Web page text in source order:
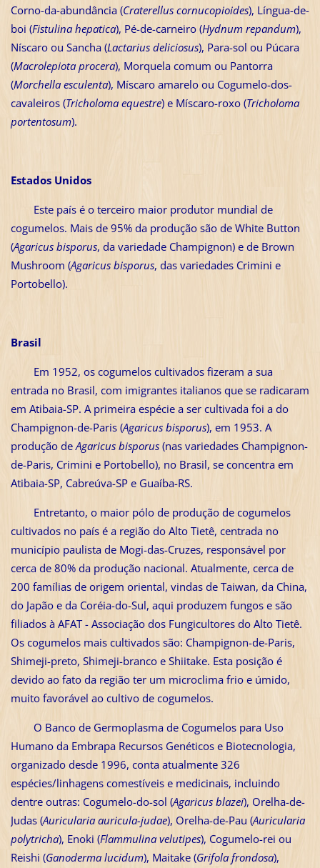
Corno-da-abundância (Craterellus cornucopioides), Língua-de-
boi (Fistulina hepatica), Pé-de-carneiro (Hydnum repandum),
Níscaro ou Sancha (Lactarius deliciosus), Para-sol ou Púcara
(Macrolepiota procera), Morquela comum ou Pantorra
(Morchella esculenta), Míscaro amarelo ou Cogumelo-dos-
cavaleiros (Tricholoma equestre) e Míscaro-roxo (Tricholoma
portentosum).
Estados Unidos
Este país é o terceiro maior produtor mundial de
cogumelos. Mais de 95% da produção são de White Button
(Agaricus bisporus, da variedade Champignon) e de Brown
Mushroom (Agaricus bisporus, das variedades Crimini e
Portobello).
Brasil
Em 1952, os cogumelos cultivados fizeram a sua
entrada no Brasil, com imigrantes italianos que se radicaram
em Atibaia-SP. A primeira espécie a ser cultivada foi a do
Champignon-de-Paris (Agaricus bisporus), em 1953. A
produção deAgaricus bisporus(nas variedades Champignon-
de-Paris, Crimini e Portobello), no Brasil, se concentra em
Atibaia-SP, Cabreúva-SP e Guaíba-RS.
Entretanto, o maior pólo de produção de cogumelos
cultivados no país é a região do Alto Tietê, centrada no
município paulista de Mogi-das-Cruzes, responsável por
cerca de 80% da produção nacional. Atualmente, cerca de
200 famílias de origem oriental, vindas de Taiwan, da China,
do Japão e da Coréia-do-Sul, aqui produzem fungos e são
filiados à AFAT - Associação dos Fungicultores do Alto Tietê.
Os cogumelos mais cultivados são: Champignon-de-Paris,
Shimeji-preto, Shimeji-branco e Shiitake. Esta posição é
devido ao fato da região ter um microclima frio e úmido,
muito favorável ao cultivo de cogumelos.
O Banco de Germoplasma de Cogumelos para Uso
Humano da Embrapa Recursos Genéticos e Biotecnologia,
organizado desde 1996, conta atualmente 326
espécies/linhagens comestíveis e medicinais, incluindo
dentre outras: Cogumelo-do-sol (Agaricus blazei), Orelha-de-
Judas (Auricularia auricula-judae), Orelha-de-Pau (Auricularia
polytricha), Enoki (Flammulina velutipes), Cogumelo-rei ou
Reishi (Ganoderma lucidum), Maitake (Grifola frondosa),